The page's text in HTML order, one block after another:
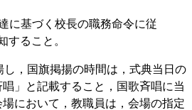
に基づく校長の職務命令に従
すること。
，国旗掲揚の時間は，式典当日の
」と記載すること，国歌斉唱に当
において，教職員は，会場の指定